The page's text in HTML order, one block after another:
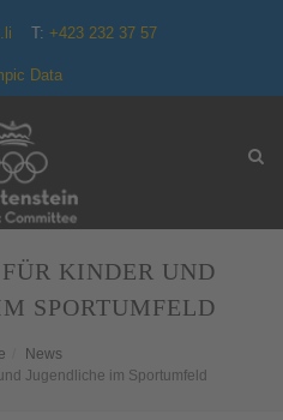
T: +423 232 37 57
Data
KINDER UND
SPORTUMFELD
News
Jugendliche im Sportumfeld